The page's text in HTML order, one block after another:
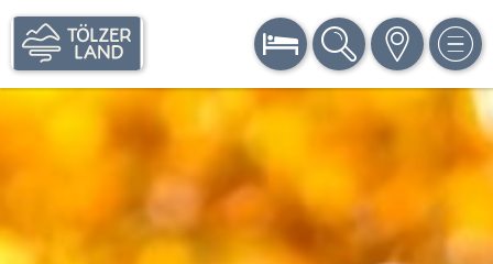
BUCHEN SUCHE KARTE MENÜ